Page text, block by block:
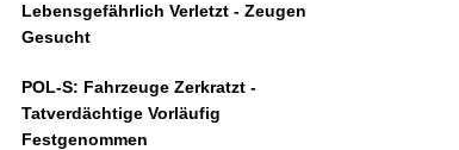
Lebensgefährlich Verletzt - Zeugen
Gesucht
POL-S: Fahrzeuge Zerkratzt -
Tatverdächtige Vorläufig
Festgenommen